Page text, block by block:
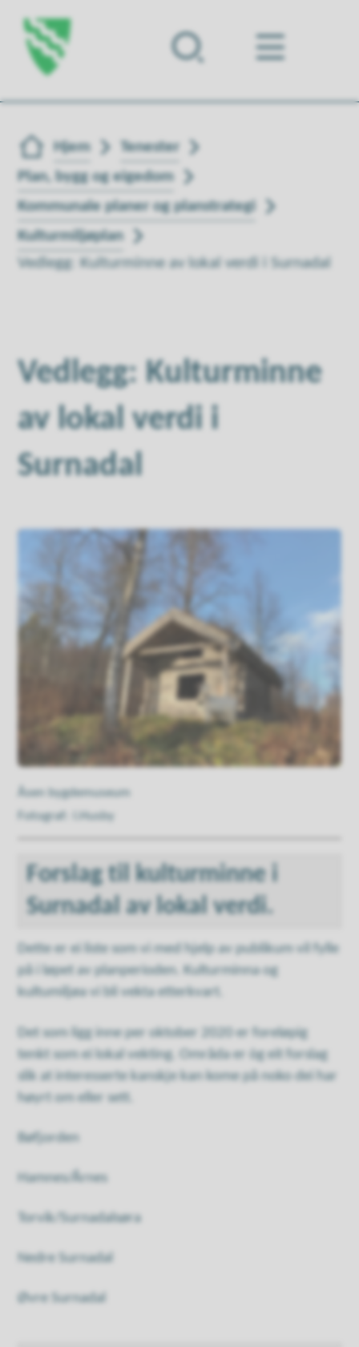
Forsiden
Du er her:
Hjem
Tenester
Plan, bygg og eigedom
Kommunale planer og planstrategi
Kulturmiljøplan
Vedlegg: Kulturminne av lokal verdi i Surnadal
Vedlegg: Kulturminne
av lokal verdi i
Surnadal
Åsen bygdemuseum
l.Husby
Forslag til kulturminne i
Surnadal av lokal verdi.
Dette er ei liste som vi med hjelp av publikum vil fylle
på i løpet av planperioden. Kulturminna og
kultumiljøa vi bli vekta etterkvart.
Det som ligg inne per oktober 2020 er foreløpig
tenkt som ei lokal vekting. Områda er òg eit forslag
slik at interesserte kanskje kan kome på noko dei har
høyrt om eller sett.
Bøfjorden
Hamnes/Årnes
Torvik/Surnadalsøra
Nedre Surnadal
Øvre Surnadal